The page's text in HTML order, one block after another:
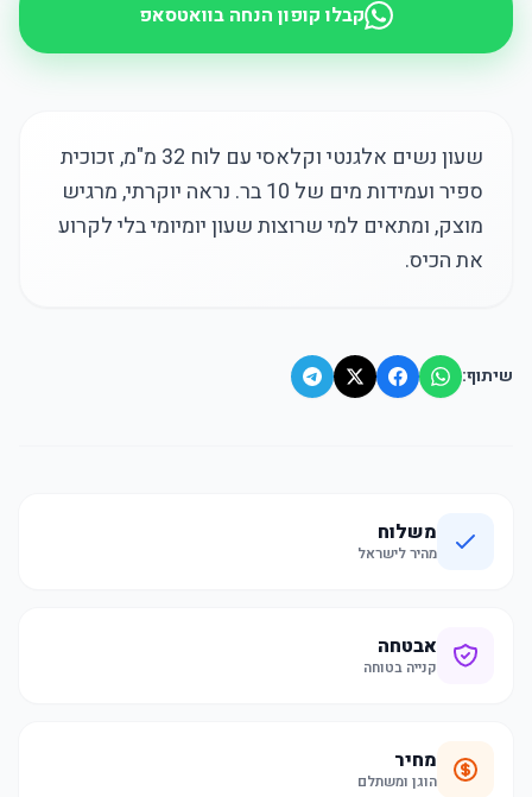
קבלו קופון הנחה בוואטסאפ
שעון נשים אלגנטי וקלאסי עם לוח 32 מ"מ, זכוכית
ספיר ועמידות מים של 10 בר. נראה יוקרתי, מרגיש
מוצק, ומתאים למי שרוצות שעון יומיומי בלי לקרוע
את הכיס.
שיתוף:
משלוח
מהיר לישראל
אבטחה
קנייה בטוחה
מחיר
הוגן ומשתלם